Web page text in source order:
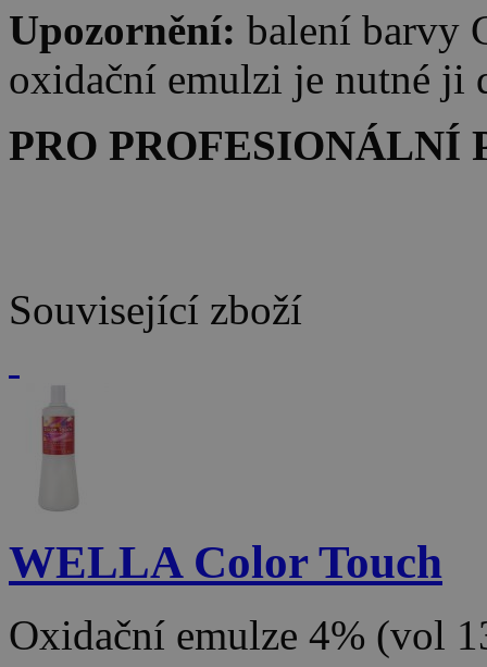
Upozornění: balení barvy
oxidační emulzi je nutné ji
PRO PROFESIONÁLNÍ
Související zboží
WELLA Color Touch
Oxidační emulze 4% (vol